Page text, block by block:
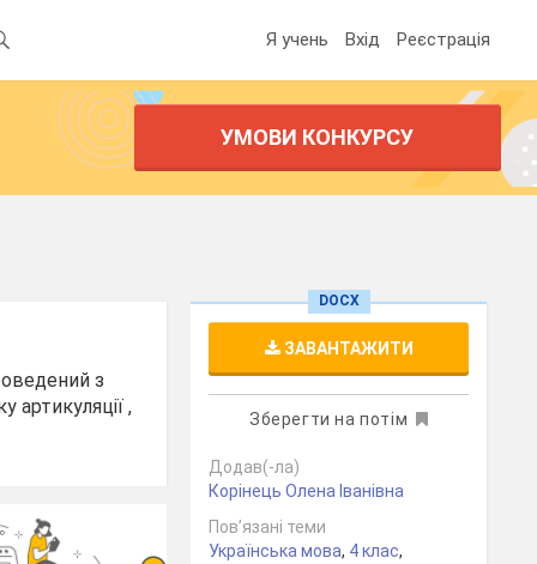
Я учень Вхід Реєстрація
УМОВИ КОНКУРСУ
з
артикуляції ,
DOCX
ЗАВАНТАЖИТИ
Зберегти на потім
Додав(-ла)
Корінець Олена Іванівна
Пов’язані теми
Українська мова, 4 клас,